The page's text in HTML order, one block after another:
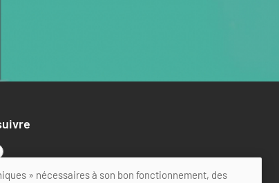
» nécessaires à son bon fonctionnement, des